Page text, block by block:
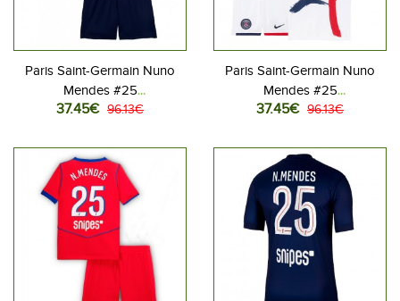
Paris Saint-Germain Nuno
Mendes #25
Jalkapallovaatteet Lasten
Lyhythihainen (+ Lyhyet
housut)
37.45€ 96.13€
Paris Saint-Germain Nuno
Mendes #25
Jalkapallovaatteet Lasten
Lyhythihainen (+ Lyhyet
housut)
37.45€ 96.13€